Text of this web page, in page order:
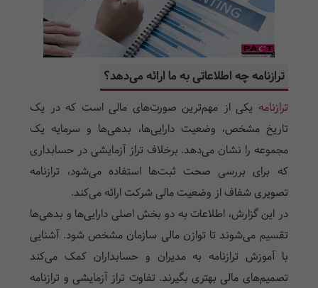
ترازنامه چه اطلاعاتی به ما ارائه می‌دهد؟
ترازنامه یکی از مهم‌ترین صورت‌های مالی است که در یک
تاریخ مشخص، وضعیت دارایی‌ها، بدهی‌ها و سرمایه یک
مجموعه را نشان می‌دهد. برخلاف تراز آزمایشی در حسابداری
که برای بررسی صحت ثبت‌ها استفاده می‌شود، ترازنامه
تصویری شفاف از وضعیت مالی شرکت ارائه می‌کند.
در این گزارش، اطلاعات به دو بخش اصلی دارایی‌ها و بدهی‌ها
تقسیم می‌شوند تا توازن مالی سازمان مشخص شود. آشنایی
با آموزش ترازنامه به مدیران و حسابداران کمک می‌کند
تصمیم‌های مالی بهتری بگیرند. تفاوت تراز آزمایشی و ترازنامه